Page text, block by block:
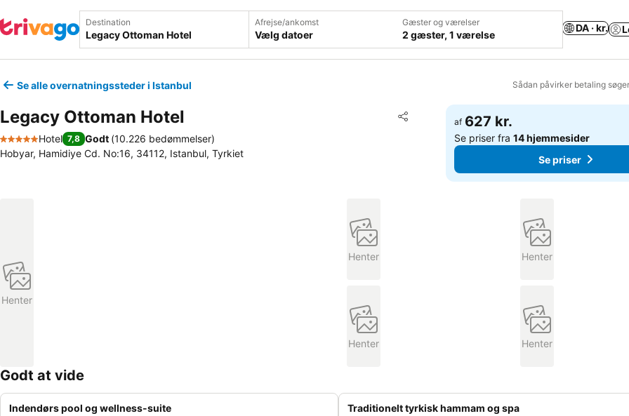
Destination Afrejse/ankomst
Vælg datoer
Gæster og værelser
2 gæster, 1 værelse
DA · kr.
Se alle overnatningssteder i Istanbul Sådan påvirker betaling
Legacy Ottoman Hotel Del
Føj til favoritter
5 Stjerner
Hotel 7,8 Godt (10.226 bedømmelser)
Hobyar, Hamidiye Cd. No:16, 34112, Istanbul, Tyrkiet
af 627 kr.
Se priser fra14 hjemmesider
Se priser
Henter
Henter Henter
Henter Henter
Godt at vide
Indendørs pool og wellness-suite
Traditionelt tyrkisk hammam og spa